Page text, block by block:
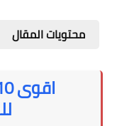
محتويات المقال
اقوى